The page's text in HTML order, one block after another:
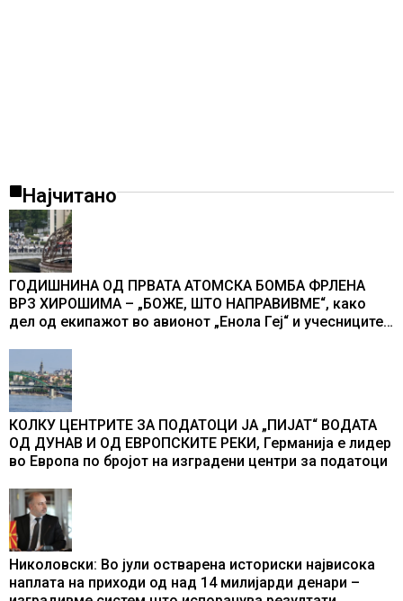
Најчитано
ГОДИШНИНА ОД ПРВАТА АТОМСКА БОМБА ФРЛЕНА
ВРЗ ХИРОШИМА – „БОЖЕ, ШТО НАПРАВИВМЕ“, како
дел од екипажот во авионот „Енола Геј“ и учесниците
промени текот на историјата
КОЛКУ ЦЕНТРИТЕ ЗА ПОДАТОЦИ ЈА „ПИЈАТ“ ВОДАТА
ОД ДУНАВ И ОД ЕВРОПСКИТЕ РЕКИ, Германија е лидер
во Европа по бројот на изградени центри за податоци
Николовски: Во јули остварена историски највисока
наплата на приходи од над 14 милијарди денари –